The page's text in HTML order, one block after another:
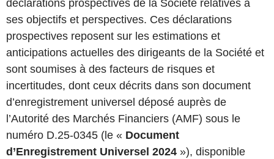
déclarations prospectives de la Société relatives à
ses objectifs et perspectives. Ces déclarations
prospectives reposent sur les estimations et
anticipations actuelles des dirigeants de la Société et
sont soumises à des facteurs de risques et
incertitudes, dont ceux décrits dans son document
d’enregistrement universel déposé auprès de
l’Autorité des Marchés Financiers (AMF) sous le
numéro D.25-0345 (le « Document
d’Enregistrement Universel 2024 »), disponible